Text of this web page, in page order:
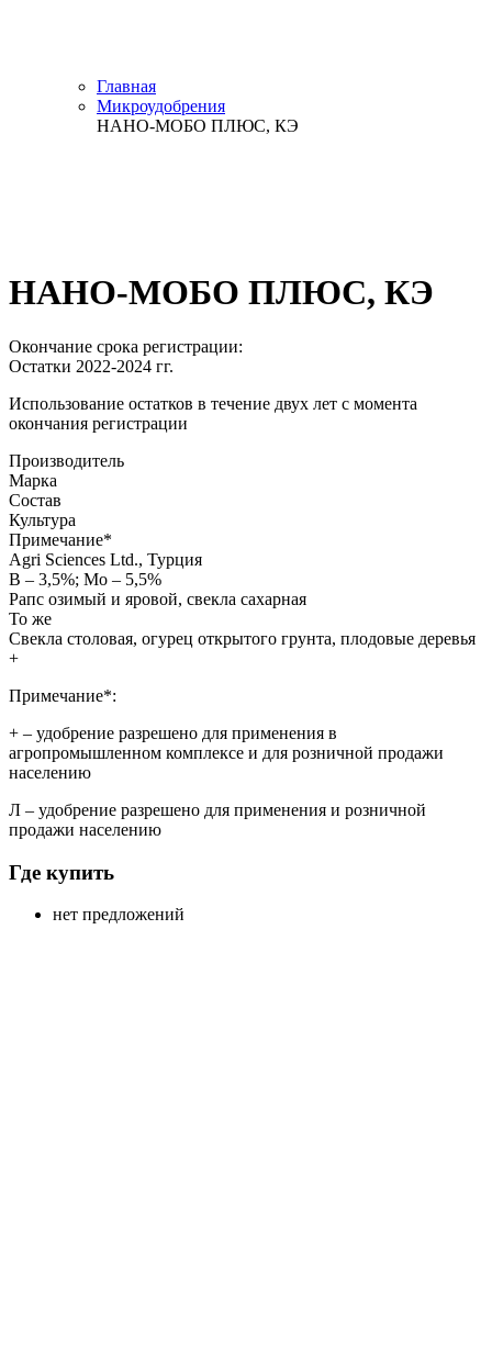
Главная
Микроудобрения
НАНО-МОБО ПЛЮС, КЭ
НАНО-МОБО ПЛЮС, КЭ
Окончание срока регистрации:
Остатки 2022-2024 гг.
Использование остатков в течение двух лет с момента
окончания регистрации
Производитель
Марка
Состав
Культура
Примечание*
Agri Sciences Ltd., Турция
B – 3,5%; Mo – 5,5%
Рапс озимый и яровой, свекла сахарная
То же
Свекла столовая, огурец открытого грунта, плодовые деревья
+
Примечание*:
+ – удобрение разрешено для применения в
агропромышленном комплексе и для розничной продажи
населению
Л – удобрение разрешено для применения и розничной
продажи населению
Где купить
нет предложений